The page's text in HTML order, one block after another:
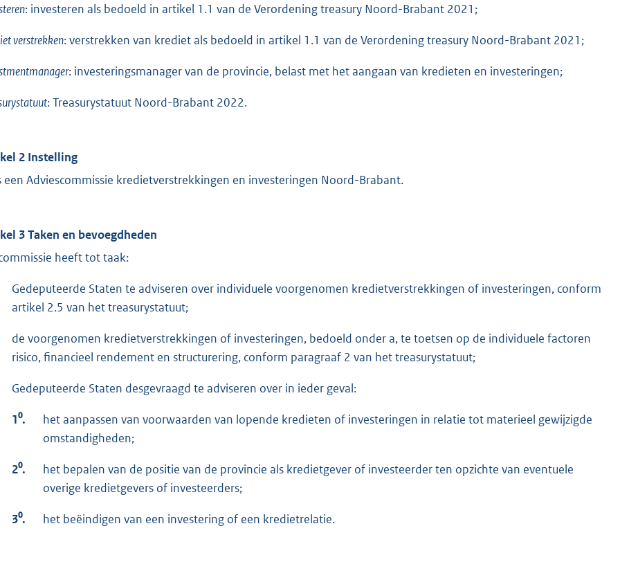
: investeren als bedoeld in artikel 1.1 van de Verordening treasury Noord-Brabant 2021;
verstrekken: verstrekken van krediet als bedoeld in artikel 1.1 van de Verordening treasury Noord-Brabant 2021;
: investeringsmanager van de provincie, belast met het aangaan van kredieten en investeringen;
: Treasurystatuut Noord-Brabant 2022.
2 Instelling
een Adviescommissie kredietverstrekkingen en investeringen Noord-Brabant.
3 Taken en bevoegdheden
heeft tot taak:
Gedeputeerde Staten te adviseren over individuele voorgenomen kredietverstrekkingen of investeringen, conform
artikel 2.5 van het treasurystatuut;
de voorgenomen kredietverstrekkingen of investeringen, bedoeld onder a, te toetsen op de individuele factoren
risico, financieel rendement en structurering, conform paragraaf 2 van het treasurystatuut;
Gedeputeerde Staten desgevraagd te adviseren over in ieder geval:
1⁰.
het aanpassen van voorwaarden van lopende kredieten of investeringen in relatie tot materieel gewijzigde
omstandigheden;
2⁰.
het bepalen van de positie van de provincie als kredietgever of investeerder ten opzichte van eventuele
overige kredietgevers of investeerders;
3⁰. het beëindigen van een investering of een kredietrelatie.